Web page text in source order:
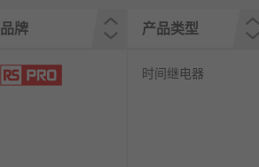
品牌 产品类型
时间继电器